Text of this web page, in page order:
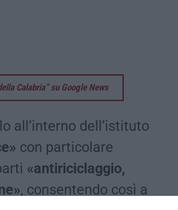
Calabria” su Google News
all’interno dell’istituto
con particolare
«antiriciclaggio,
, consentendo così a